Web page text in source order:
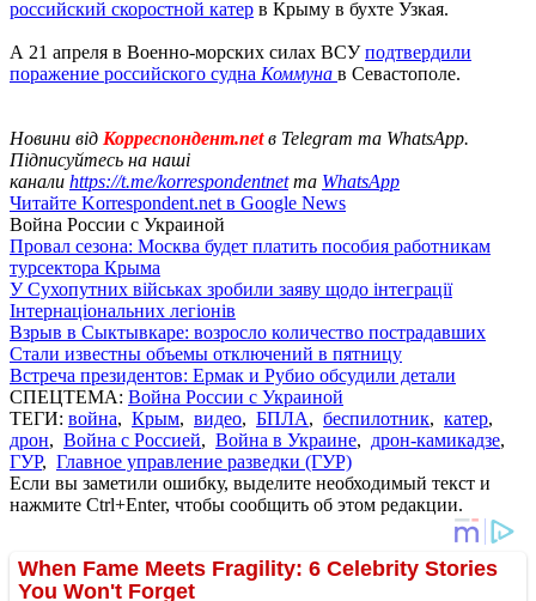
российский скоростной катер в Крыму в бухте Узкая.
А 21 апреля в Военно-морских силах ВСУподтвердили
поражение российского судна Коммуна в Севастополе.
Новини від Корреспондент.netв Telegram та WhatsApp.
Підписуйтесь на наші
канали https://t.me/korrespondentnetта WhatsApp
Читайте Korrespondent.net в Google News
Война России с Украиной
Провал сезона: Москва будет платить пособия работникам
турсектора Крыма
У Сухопутних військах зробили заяву щодо інтеграції
Інтернаціональних легіонів
Взрыв в Сыктывкаре: возросло количество пострадавших
Стали известны объемы отключений в пятницу
Встреча президентов: Ермак и Рубио обсудили детали
СПЕЦТЕМА: Война России с Украиной
ТЕГИ: война, Крым, видео, БПЛА, беспилотник, катер,
дрон, Война с Россией, Война в Украине, дрон-камикадзе,
ГУР, Главное управление разведки (ГУР)
Если вы заметили ошибку, выделите необходимый текст и
нажмите Ctrl+Enter, чтобы сообщить об этом редакции.